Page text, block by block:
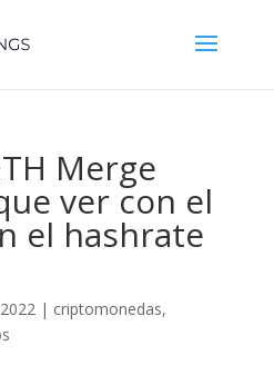
Merge
ver con el
el hashrate
| criptomonedas,